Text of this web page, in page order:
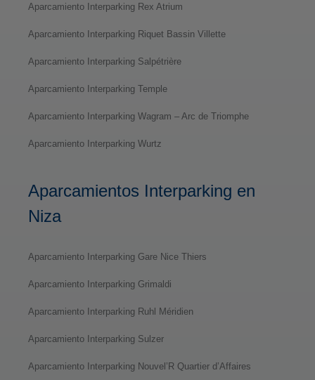
Aparcamiento Interparking Rex Atrium
Aparcamiento Interparking Riquet Bassin Villette
Aparcamiento Interparking Salpétrière
Aparcamiento Interparking Temple
Aparcamiento Interparking Wagram – Arc de Triomphe
Aparcamiento Interparking Wurtz
Aparcamientos Interparking en
Niza
Aparcamiento Interparking Gare Nice Thiers
Aparcamiento Interparking Grimaldi
Aparcamiento Interparking Ruhl Méridien
Aparcamiento Interparking Sulzer
Aparcamiento Interparking Nouvel’R Quartier d’Affaires